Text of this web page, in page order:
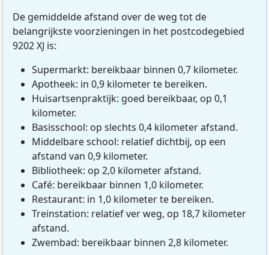
De gemiddelde afstand over de weg tot de
belangrijkste voorzieningen in het postcodegebied
9202 XJ is:
Supermarkt: bereikbaar binnen 0,7 kilometer.
Apotheek: in 0,9 kilometer te bereiken.
Huisartsenpraktijk: goed bereikbaar, op 0,1
kilometer.
Basisschool: op slechts 0,4 kilometer afstand.
Middelbare school: relatief dichtbij, op een
afstand van 0,9 kilometer.
Bibliotheek: op 2,0 kilometer afstand.
Café: bereikbaar binnen 1,0 kilometer.
Restaurant: in 1,0 kilometer te bereiken.
Treinstation: relatief ver weg, op 18,7 kilometer
afstand.
Zwembad: bereikbaar binnen 2,8 kilometer.